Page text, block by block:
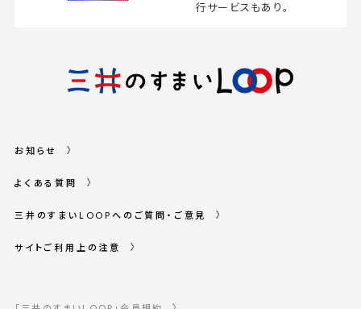
お知らせ
よくある質問
三井のすまいLOOPへのご質問・ご意見
サイトご利用上の注意
行サービスもあり。